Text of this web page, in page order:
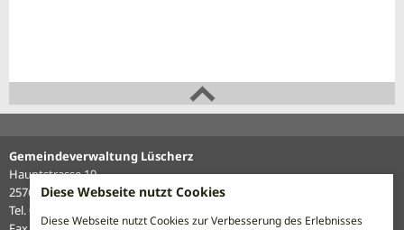
Diese Webseite nutzt Cookies
Diese Webseite nutzt Cookies zur Verbesserung des Erlebnisses
Gemeindeverwaltung Lüscherz
Hauptstrasse 19
2576 Lüscherz
Tel. 032 338 12 27